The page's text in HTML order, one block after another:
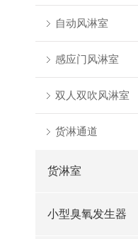
自动风淋室
感应门风淋室
双人双吹风淋室
货淋通道
货淋室
小型臭氧发生器